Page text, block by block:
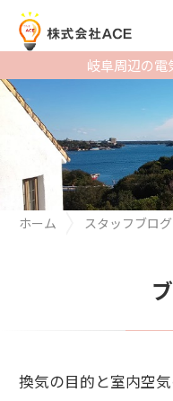
岐阜周辺の電
ホーム スタッフブログ
換気の目的と室内空